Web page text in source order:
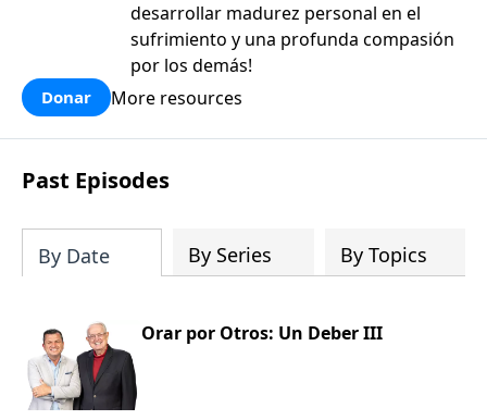
desarrollar madurez personal en el
sufrimiento y una profunda compasión
por los demás!
Donar More resources
Past Episodes
By Date By Series By Topics
Orar por Otros: Un Deber III